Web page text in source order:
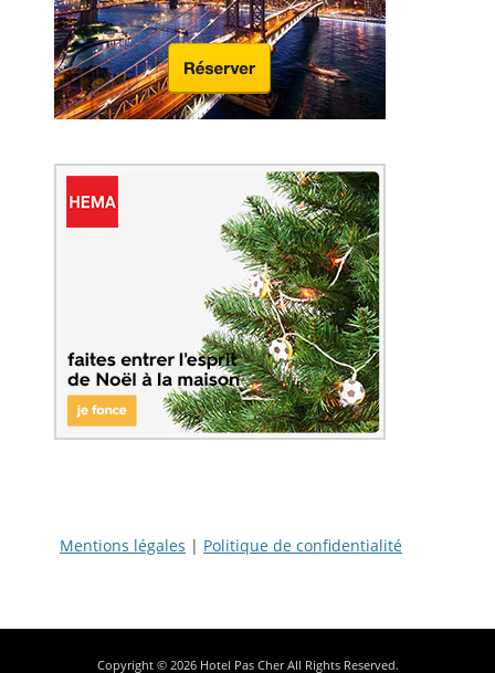
Mentions légales | Politique de confidentialité
Copyright © 2026 Hotel Pas CherAll Rights Reserved.